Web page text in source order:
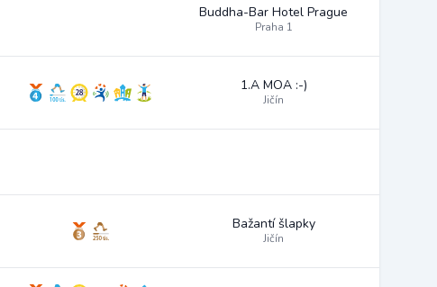
Buddha-Bar Hotel Prague
Praha 1
1.A MOA :-)
Jičín
Bažantí šlapky
Jičín